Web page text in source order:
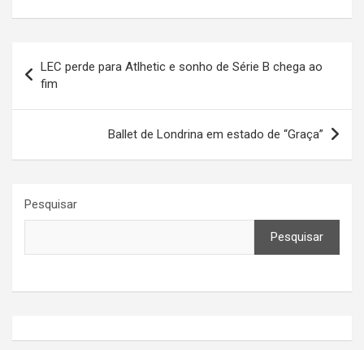
de
Post
LEC perde para Atlhetic e sonho de Série B chega ao
fim
Ballet de Londrina em estado de “Graça”
Pesquisar
Pesquisar